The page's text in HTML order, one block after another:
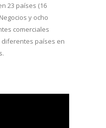
23 países (16
y ocho
comerciales
países en